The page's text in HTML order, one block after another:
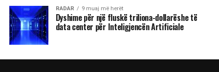
RADAR 9 muaj më herët
Dyshime për një fluskë triliona-dollarëshe të
data center për Inteligjencën Artificiale